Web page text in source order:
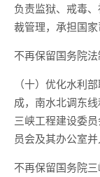
负责监狱、戒毒
裁管理，承担国家
不再保留国务院法
（十）优化水利
成，南水北调东
三峡工程建设委
员会及其办公室并
不再保留国务院